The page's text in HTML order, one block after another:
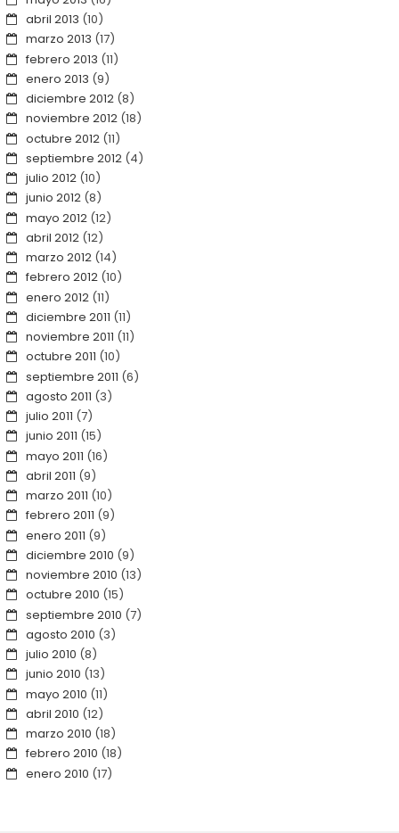
abril 2013 (10)
marzo 2013 (17)
febrero 2013 (11)
enero 2013 (9)
diciembre 2012(8)
noviembre 2012(18)
octubre 2012(11)
septiembre 2012(4)
julio 2012(10)
junio 2012(8)
mayo 2012(12)
abril 2012(12)
marzo 2012(14)
febrero 2012(10)
enero 2012(11)
diciembre 2011 (11)
noviembre 2011 (11)
octubre 2011 (10)
septiembre 2011 (6)
agosto 2011 (3)
julio 2011 (7)
junio 2011 (15)
mayo 2011 (16)
abril 2011 (9)
marzo 2011 (10)
febrero 2011 (9)
enero 2011 (9)
diciembre 2010 (9)
noviembre 2010 (13)
octubre 2010 (15)
septiembre 2010 (7)
agosto 2010 (3)
julio 2010 (8)
junio 2010 (13)
mayo 2010 (11)
abril 2010 (12)
marzo 2010 (18)
febrero 2010 (18)
enero 2010 (17)